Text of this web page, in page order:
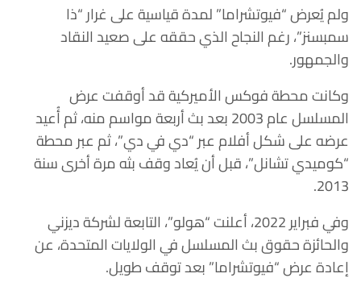
ولم يُعرض “فيوتشراما” لمدة قياسية على غرار “ذا
سمبسنز”، رغم النجاح الذي حققه على صعيد النقاد
والجمهور.
وكانت محطة فوكس الأميركية قد أوقفت عرض
المسلسل عام 2003 بعد بث أربعة مواسم منه، ثم أُعيد
عرضه على شكل أفلام عبر “دي في دي”، ثم عبر محطة
“كوميدي تشانل”، قبل أن يُعاد وقف بثه مرة أخرى سنة
2013.
وفي فبراير 2022، أعلنت “هولو”، التابعة لشركة ديزني
والحائزة حقوق بث المسلسل في الولايات المتحدة، عن
إعادة عرض “فيوتشراما” بعد توقف طويل.